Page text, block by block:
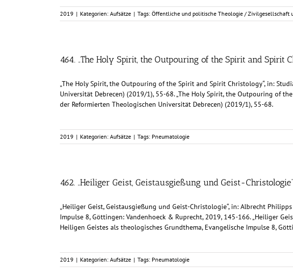
2019 | Kategorien: Aufsätze | Tags: Öffentliche und politische Theologie / Zivilgesellschaft
464. „The Holy Spirit, the Outpouring of the Spirit and Spirit
„The Holy Spirit, the Outpouring of the Spirit and Spirit Christology“, in:
Universität Debrecen) (2019/1), 55-68. „The Holy Spirit, the Outpouring of
der Reformierten Theologischen Universität Debrecen) (2019/1), 55-68.
2019 | Kategorien: Aufsätze | Tags: Pneumatologie
462. „Heiliger Geist, Geistausgießung und Geist-Christologie“
„Heiliger Geist, Geistausgießung und Geist-Christologie“, in: Albrecht
Impulse 8, Göttingen: Vandenhoeck & Ruprecht, 2019, 145-166. „Heiliger
Heiligen Geistes als theologisches Grundthema, Evangelische Impulse 8,
2019 | Kategorien: Aufsätze | Tags: Pneumatologie